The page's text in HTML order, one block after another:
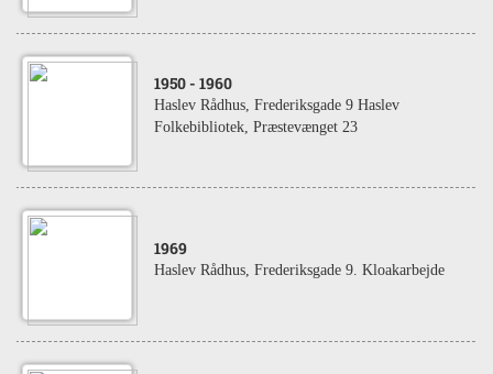
1950 - 1960
Haslev Rådhus, Frederiksgade 9 Haslev
Folkebibliotek, Præstevænget 23
1969
Haslev Rådhus, Frederiksgade 9. Kloakarbejde